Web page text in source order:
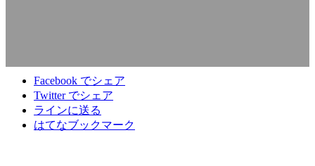
Facebook でシェア
Twitter でシェア
ラインに送る
はてなブックマーク